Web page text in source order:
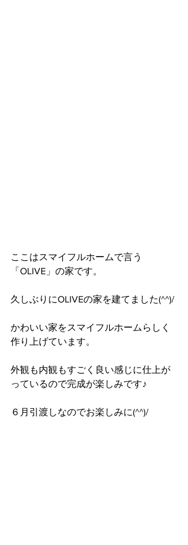
ここはスマイフルホームで言う
「OLIVE」の家です。
久しぶりにOLIVEの家を建てました(^^)/
かわいい家をスマイフルホームらしく
作り上げています。
外観も内観もすごく良い感じに仕上が
っているので完成が楽しみです♪
６月引渡しなのでお楽しみに(^^)/